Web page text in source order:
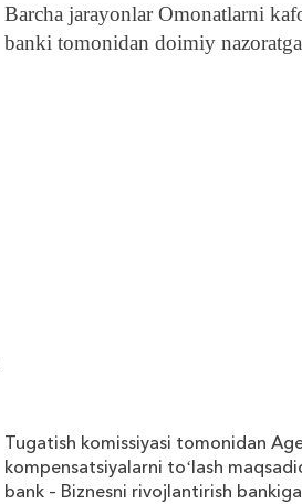
Barcha jarayonlar Omonatlarni
banki tomonidan doimiy
Tugatish komissiyasi tomonidan
kompensatsiyalarni toʻlash
bank – Biznesni rivojlantirish